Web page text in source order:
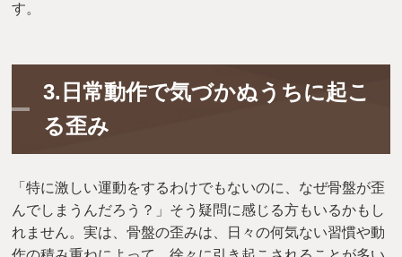
す。
3.日常動作で気づかぬうちに起こ
る歪み
「特に激しい運動をするわけでもないのに、なぜ骨盤が歪
んでしまうんだろう？」そう疑問に感じる方もいるかもし
れません。実は、骨盤の歪みは、日々の何気ない習慣や動